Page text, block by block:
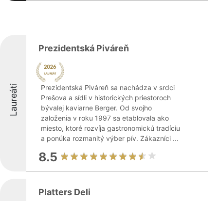
Laureáti
Prezidentská Piváreň
Prezidentská Piváreň sa nachádza v srdci
Prešova a sídli v historických priestoroch
bývalej kaviarne Berger. Od svojho
založenia v roku 1997 sa etablovala ako
miesto, ktoré rozvíja gastronomickú tradíciu
a ponúka rozmanitý výber pív. Zákazníci ...
8.5
Platters Deli